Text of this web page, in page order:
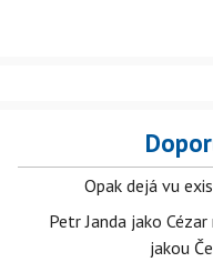
Opak dejá vu
Petr Janda jako
jakou